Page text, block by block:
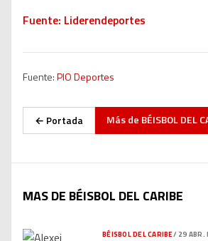
Fuente: Liderendeportes
Fuente:PIO Deportes
← Portada Más de BÉISBOL DEL
MAS DE BÉISBOL DEL CARIBE
BÉISBOL DEL CARIBE/ 29 ABR.